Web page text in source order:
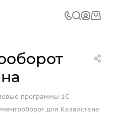
программы 1С —
для Казахстана